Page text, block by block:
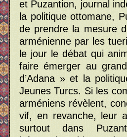
et Puzantion, journal
la politique ottomane,
de prendre la mesure
arménienne par les
le jour le débat qui
faire émerger au
d’Adana » et la
Jeunes Turcs. Si les
arméniens révèlent,
vif, en revanche, leur
surtout dans